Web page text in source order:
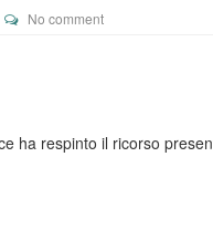
No comment
ha respinto il ricorso